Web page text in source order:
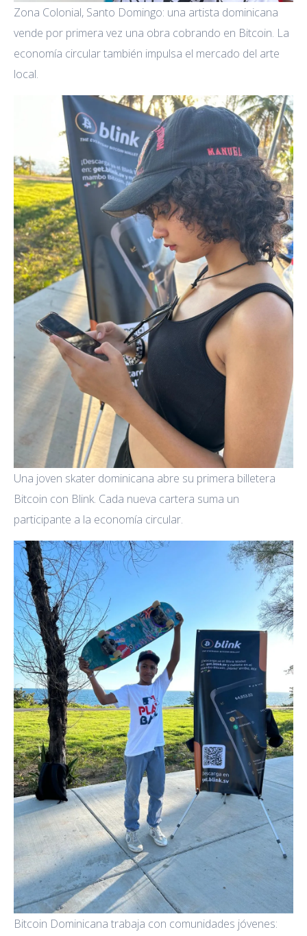
Zona Colonial, Santo Domingo: una artista dominicana
vende por primera vez una obra cobrando en Bitcoin. La
economía circular también impulsa el mercado del arte
local.
Una joven skater dominicana abre su primera billetera
Bitcoin con Blink. Cada nueva cartera suma un
participante a la economía circular.
Bitcoin Dominicana trabaja con comunidades jóvenes: